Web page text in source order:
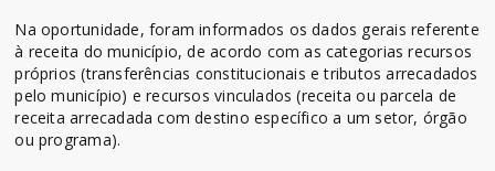
Na oportunidade, foram informados os dados gerais referente
à receita do município, de acordo com as categorias recursos
próprios (transferências constitucionais e tributos arrecadados
pelo município) e recursos vinculados (receita ou parcela de
receita arrecadada com destino específico a um setor, órgão
ou programa).